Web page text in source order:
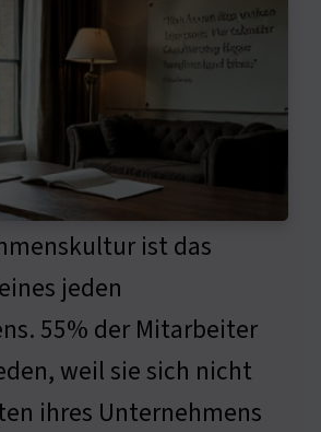
ist das
jeden
55% der Mitarbeiter
weil sie sich nicht
ihres Unternehmens